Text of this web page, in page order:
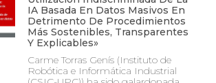
IA Basada En Datos Masivos En
Detrimento De Procedimientos
Más Sostenibles, Transparentes
Y Explicables»
Carme Torras Genís (Instituto de
Robótica e Informática Industrial